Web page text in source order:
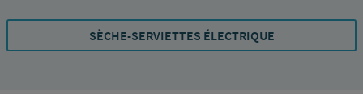
SÈCHE-SERVIETTES ÉLECTRIQUE